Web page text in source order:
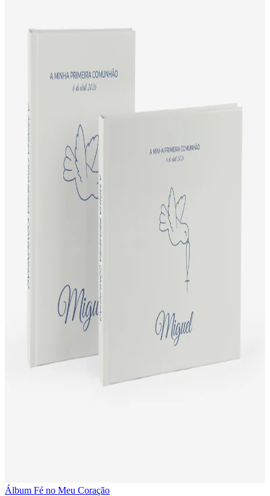
Álbum Fé no Meu Coração